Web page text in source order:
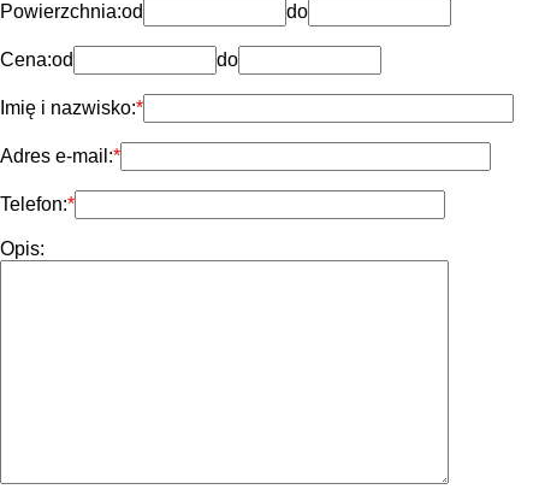
Powierzchnia:od do
Cena:od do
Imię i nazwisko:
Adres e-mail:
Telefon:
Opis: